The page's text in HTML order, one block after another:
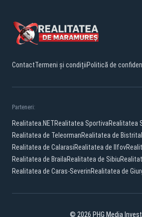
ContactTermeni și condițiiPolitică de
Parteneri:
Realitatea.NETRealitatea SportivaRealitatea
Realitatea de TeleormanRealitatea de Bistrita
Realitatea de CalarasiRealitatea de Ilfov
Realitatea de BrailaRealitatea de Sibiu
Realitatea de Caras-SeverinRealitatea de
© 2026 PHG Media Invest